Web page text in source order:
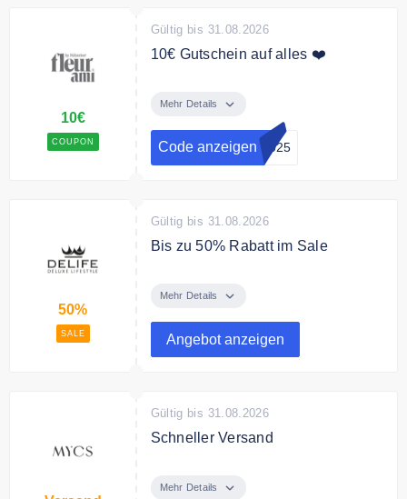
10€
COUPON
Gültig bis 31.08.2026
10€ Gutschein auf alles ❤️
Rabatt auf Ihre Bestellung.
Bedingungen
Ab 100€ Bestellwert.
Mehr Details
Code anzeigen 2025
50%
SALE
Gültig bis 31.08.2026
Bis zu 50% Rabatt im Sale
Mehr Details
Angebot anzeigen
Gültig bis 31.08.2026
Schneller Versand
Bestellungen.
Mehr Details